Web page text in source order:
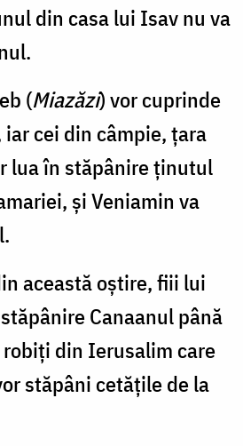
din casa lui Isav nu va
(Miazăzi) vor cuprinde
cei din câmpie, ţara
lua în stăpânire ţinutul
şi Veniamin va
această oştire, fiii lui
Canaanul până
robiţi din Ierusalim care
stăpâni cetăţile de la